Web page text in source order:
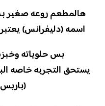
هالمطعم روعه صغير
اسمه (دليفرانس)
بس حلوياته
يستحق التجربه خاصه